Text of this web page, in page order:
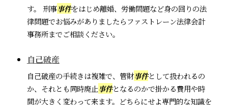
す。 刑事事件をはじめ離婚、労働問題など身の回りの法
律問題でお悩みがありましたらファストレーン法律会計
事務所までご相談ください。
自己破産
自己破産の手続きは複雑で、管財事件として扱われるの
か、それとも同時廃止事件となるのかで掛かる費用や時
間が大きく変わって来ます。どちらにせよ専門的な知識を